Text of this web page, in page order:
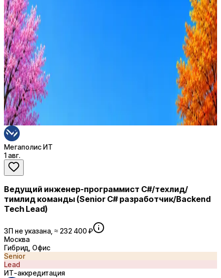
Стратегия поиска с AI: рынки, позиции, вилка, каналы
Ежедневный подбор из 600+ источников
AI генерация сопроводительных писем
Мегаполис ИТ
1 авг.
Ведущий инженер-программист С#/техлид/
тимлид команды (Senior C# разработчик/Backend
Tech Lead)
ЗП не указана, ≈ 232 400 ₽
Москва
Гибрид, Офис
Senior
Lead
ИТ-аккредитация